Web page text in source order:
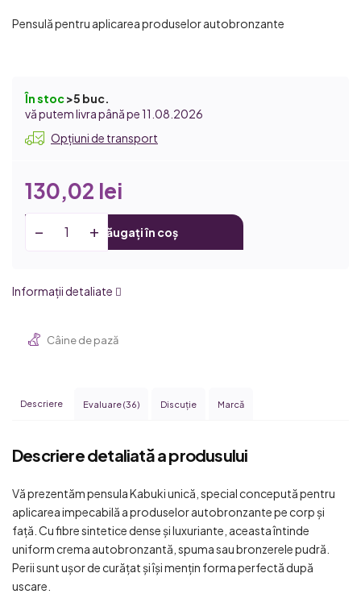
stele.
Pensulă pentru aplicarea produselor autobronzante
În stoc>5 buc.
11.08.2026
Opțiuni de transport
130,02 lei
Adăugați în coș
Informaţii detaliate
Câine de pază
Descriere Evaluare (36) Discuţie Marcă
Descriere detaliată a produsului
Vă prezentăm pensula Kabuki unică, special concepută pentru
aplicarea impecabilă a produselor autobronzante pe corp și
față. Cu fibre sintetice dense și luxuriante, aceasta întinde
uniform crema autobronzantă, spuma sau bronzerele pudră.
Perii sunt ușor de curățat și își mențin forma perfectă după
uscare.